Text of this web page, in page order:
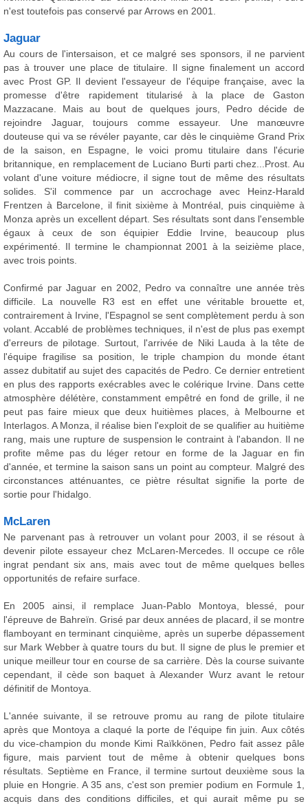
n'est toutefois pas conservé par Arrows en 2001.
Jaguar
Au cours de l'intersaison, et ce malgré ses sponsors, il ne parvient
pas à trouver une place de titulaire. Il signe finalement un accord
avec Prost GP. Il devient l'essayeur de l'équipe française, avec la
promesse d'être rapidement titularisé à la place de Gaston
Mazzacane. Mais au bout de quelques jours, Pedro décide de
rejoindre Jaguar, toujours comme essayeur. Une manœuvre
douteuse qui va se révéler payante, car dès le cinquième Grand Prix
de la saison, en Espagne, le voici promu titulaire dans l'écurie
britannique, en remplacement de Luciano Burti parti chez...Prost. Au
volant d'une voiture médiocre, il signe tout de même des résultats
solides. S'il commence par un accrochage avec Heinz-Harald
Frentzen à Barcelone, il finit sixième à Montréal, puis cinquième à
Monza après un excellent départ. Ses résultats sont dans l'ensemble
égaux à ceux de son équipier Eddie Irvine, beaucoup plus
expérimenté. Il termine le championnat 2001 à la seizième place,
avec trois points.
Confirmé par Jaguar en 2002, Pedro va connaître une année très
difficile. La nouvelle R3 est en effet une véritable brouette et,
contrairement à Irvine, l'Espagnol se sent complètement perdu à son
volant. Accablé de problèmes techniques, il n'est de plus pas exempt
d'erreurs de pilotage. Surtout, l'arrivée de Niki Lauda à la tête de
l'équipe fragilise sa position, le triple champion du monde étant
assez dubitatif au sujet des capacités de Pedro. Ce dernier entretient
en plus des rapports exécrables avec le colérique Irvine. Dans cette
atmosphère délétère, constamment empêtré en fond de grille, il ne
peut pas faire mieux que deux huitièmes places, à Melbourne et
Interlagos. A Monza, il réalise bien l'exploit de se qualifier au huitième
rang, mais une rupture de suspension le contraint à l'abandon. Il ne
profite même pas du léger retour en forme de la Jaguar en fin
d'année, et termine la saison sans un point au compteur. Malgré des
circonstances atténuantes, ce piètre résultat signifie la porte de
sortie pour l'hidalgo.
McLaren
Ne parvenant pas à retrouver un volant pour 2003, il se résout à
devenir pilote essayeur chez McLaren-Mercedes. Il occupe ce rôle
ingrat pendant six ans, mais avec tout de même quelques belles
opportunités de refaire surface.
En 2005 ainsi, il remplace Juan-Pablo Montoya, blessé, pour
l'épreuve de Bahreïn. Grisé par deux années de placard, il se montre
flamboyant en terminant cinquième, après un superbe dépassement
sur Mark Webber à quatre tours du but. Il signe de plus le premier et
unique meilleur tour en course de sa carrière. Dès la course suivante
cependant, il cède son baquet à Alexander Wurz avant le retour
définitif de Montoya.
L'année suivante, il se retrouve promu au rang de pilote titulaire
après que Montoya a claqué la porte de l'équipe fin juin. Aux côtés
du vice-champion du monde Kimi Raïkkönen, Pedro fait assez pâle
figure, mais parvient tout de même à obtenir quelques bons
résultats. Septième en France, il termine surtout deuxième sous la
pluie en Hongrie. A 35 ans, c'est son premier podium en Formule 1,
acquis dans des conditions difficiles, et qui aurait même pu se